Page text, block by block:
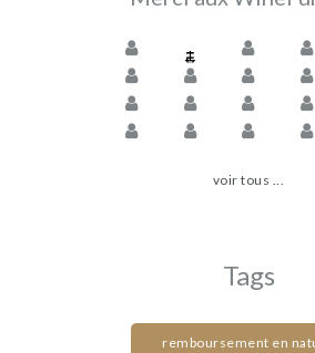
voir tous ...
Tags
remboursement en